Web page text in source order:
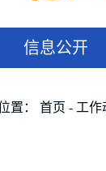
信息公开
置： 首页 工作